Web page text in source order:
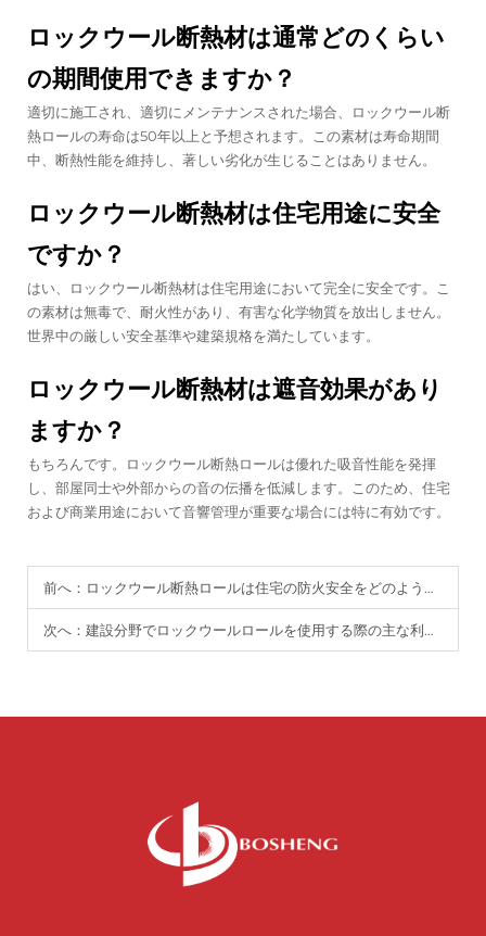
ロックウール断熱材は通常どのくらい
の期間使用できますか？
適切に施工され、適切にメンテナンスされた場合、ロックウール断
熱ロールの寿命は50年以上と予想されます。この素材は寿命期間
中、断熱性能を維持し、著しい劣化が生じることはありません。
ロックウール断熱材は住宅用途に安全
ですか？
はい、ロックウール断熱材は住宅用途において完全に安全です。こ
の素材は無毒で、耐火性があり、有害な化学物質を放出しません。
世界中の厳しい安全基準や建築規格を満たしています。
ロックウール断熱材は遮音効果があり
ますか？
もちろんです。ロックウール断熱ロールは優れた吸音性能を発揮
し、部屋同士や外部からの音の伝播を低減します。このため、住宅
および商業用途において音響管理が重要な場合には特に有効です。
前へ： ロックウール断熱ロールは住宅の防火安全をどのように高めますか？
次へ： 建設分野でロックウールロールを使用する際の主な利点とは？